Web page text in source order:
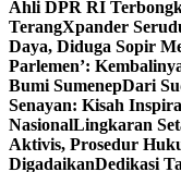
Ahli DPR RI
TerangXpander
Daya, Diduga Sopir
Parlemen’:
Bumi SumenepDari
Senayan: Kisah
NasionalLingkaran
Aktivis, Prosedur
DigadaikanDedikasi